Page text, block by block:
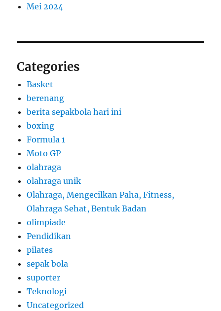
Mei 2024
Categories
Basket
berenang
berita sepakbola hari ini
boxing
Formula 1
Moto GP
olahraga
olahraga unik
Olahraga, Mengecilkan Paha, Fitness,
Olahraga Sehat, Bentuk Badan
olimpiade
Pendidikan
pilates
sepak bola
suporter
Teknologi
Uncategorized